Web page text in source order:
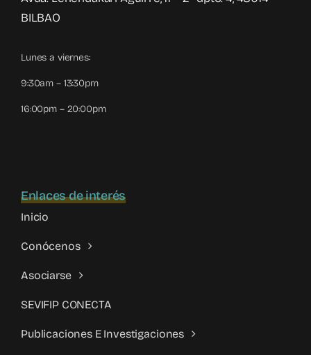
BILBAO
Lunes a viernes:
9:30am – 13:30pm
16:00pm – 20:00pm
Enlaces de interés
Inicio
Conócenos
Asociarse
SEVIFIP CONECTA
Publicaciones E Investigaciones